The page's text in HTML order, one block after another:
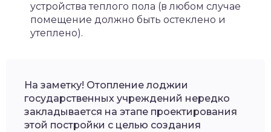
устройства теплого пола (в любом случае
помещение должно быть остеклено и
утеплено).
На заметку! Отопление лоджии
государственных учреждений нередко
закладывается на этапе проектирования
этой постройки с целью создания